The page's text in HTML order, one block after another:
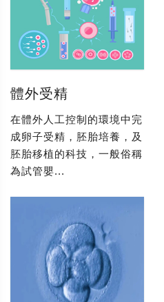
體外受精
在體外人工控制的環境中完
成卵子受精，胚胎培養，及
胚胎移植的科技，一般俗稱
為試管嬰...